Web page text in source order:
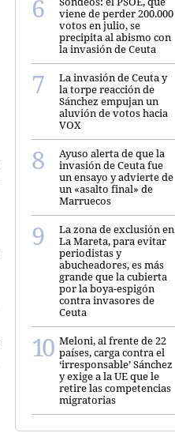
viene de perder 200.000
votos en julio, se
precipita al abismo con
la invasión de Ceuta
La invasión de Ceuta y
la torpe reacción de
Sánchez empujan un
aluvión de votos hacia
VOX
Ayuso alerta de que la
invasión de Ceuta fue
un ensayo y advierte de
un «asalto final» de
Marruecos
La zona de exclusión en
La Mareta, para evitar
periodistas y
abucheadores, es más
grande que la cubierta
por la boya-espigón
contra invasores de
Ceuta
Meloni, al frente de 22
países, carga contra el
‘irresponsable’ Sánchez
y exige a la UE que le
retire las competencias
migratorias